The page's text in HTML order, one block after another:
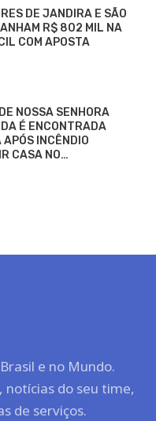
DE JANDIRA E SÃO
R$ 802 MIL NA
COM APOSTA
NOSSA SENHORA
É ENCONTRADA
APÓS INCÊNDIO
CASA NO…
e no Mundo.
do seu time,
de serviços.